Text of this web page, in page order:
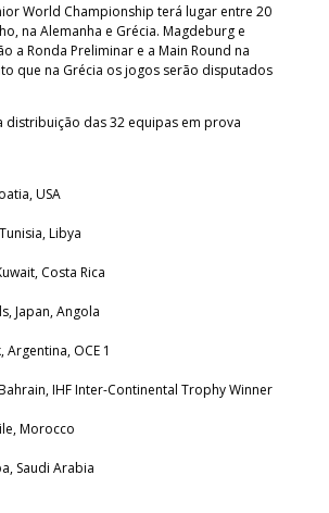
World Championship terá lugar entre 20
na Alemanha e Grécia. Magdeburg e
a Ronda Preliminar e a Main Round na
que na Grécia os jogos serão disputados
distribuição das 32 equipas em prova
USA
Libya
Costa Rica
Japan, Angola
OCE 1
IHF Inter-Continental Trophy Winner
Morocco
Saudi Arabia